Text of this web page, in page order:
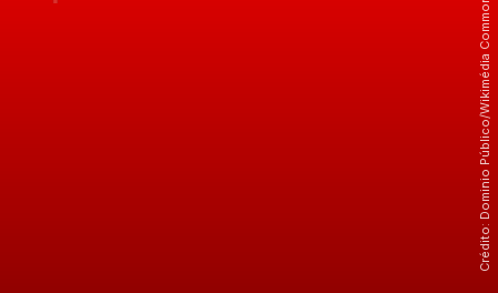
Crédito: Dominio Público/Wikimédia Commons